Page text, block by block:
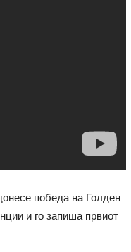
победа на Голден
и го запиша првиот